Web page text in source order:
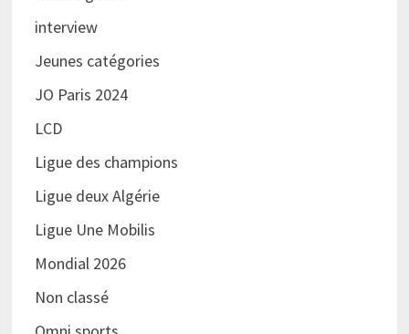
interview
Jeunes catégories
JO Paris 2024
LCD
Ligue des champions
Ligue deux Algérie
Ligue Une Mobilis
Mondial 2026
Non classé